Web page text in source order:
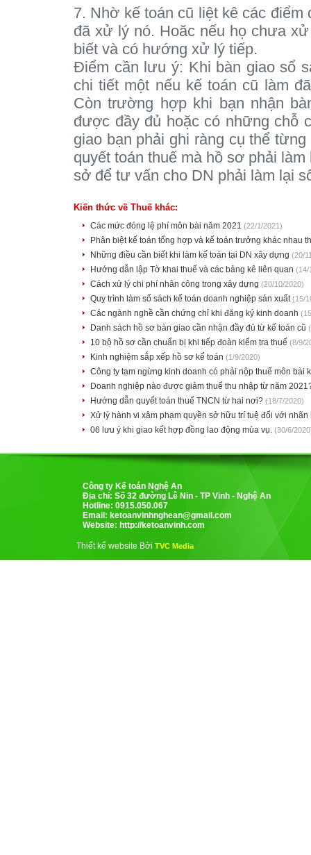
7. Nhờ kế toán cũ liệt kê các
đã xử lý nó. Hoăc nếu họ chưa
biết và có hướng xử lý tiếp.
Điểm cần lưu ý: Khi bàn giao sổ
chi tiết một nếu kế toán cũ làm
Còn trường hợp khi bạn nhận
được đầy đủ hoặc có những chỗ
giao bạn phải ghi ràng cụ thể
quyết toán thuế mà hồ sơ phải
sở để tư vấn cho DN phải làm lại
Kiến thức về Thuế khác:
Các mức đóng lệ phí môn bài năm 2021 (22/1/2021)
Phân biệt kế toán tổng hợp và kế toán trưởng khác nhau
Những điều cần biết khi làm kế toán tại DN xây dựng (20/
Hướng dẫn lập Tờ khai thuế và các bảng kê liên quan (14/
Cách xử lý chi phí nhân công trong xây dựng (20/10/2020)
Quy trình làm sổ sách kế toán doanh nghiệp sản xuất(15/
Các ngành nghề cần chứng chỉ khi đăng ký kinh doanh
Danh sách hồ sơ bàn giao cần nhận đầy đủ từ kế toán cũ
10 bộ hồ sơ cần chuẩn bị khi tiếp đoàn kiểm tra thuế (8/9/
Kinh nghiệm sắp xếp hồ sơ kế toán (1/9/2020)
Công ty tạm ngừng kinh doanh có phải nộp thuế môn bài
Doanh nghiệp nào được giảm thuế thu nhập từ năm
Hướng dẫn quyết toán thuế TNCN từ hai nơi? (18/7/2020)
Xử lý hành vi xâm phạm quyền sở hữu trí tuệ đối với
06 lưu ý khi giao kết hợp đồng lao động mùa vụ. (30/6/
Công ty Kế toán Nghệ An
Địa chỉ: Số 32 đường Lê Nin - TP Vinh - Nghệ An
Hotline: 0915.050.067
Email: ketoanvinhnghean@gmail.com
Website: http://ketoanvinh.com
Thiết kế website Bởi TVC Media